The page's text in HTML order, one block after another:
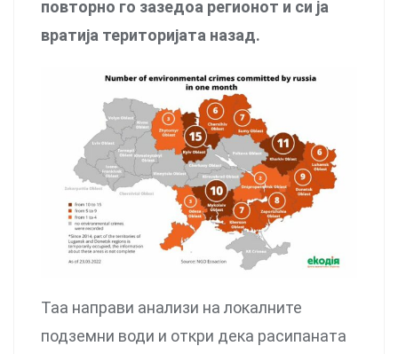
повторно го зазедоа регионот и си ја
вратија територијата назад.
Таа направи анализи на локалните
подземни води и откри дека расипаната